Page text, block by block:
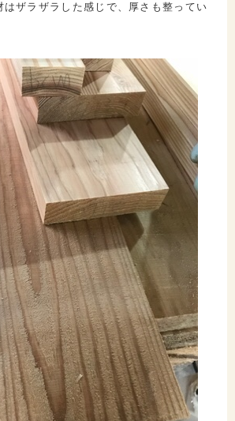
はザラザラした感じで、厚さも整ってい